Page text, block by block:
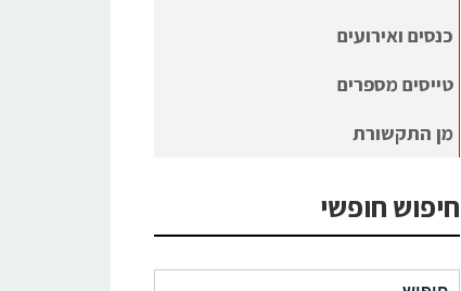
כנסים ואירועים
טייסים מספרים
מן התקשורת
חיפוש חופשי